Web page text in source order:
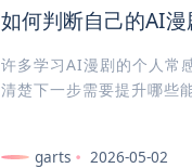
如何判断自己的AI
许多学习AI漫剧的个人常
清楚下一步需要提升哪些
garts 2026-05-02